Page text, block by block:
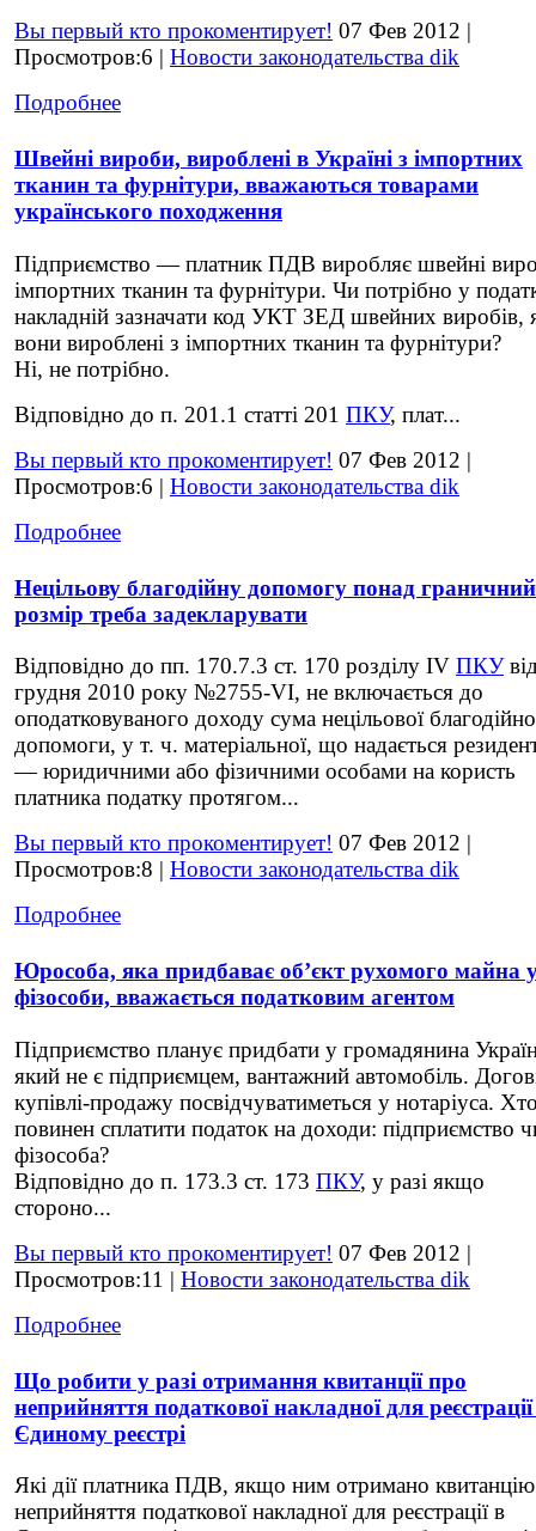
Вы первый кто прокоментирует! 07 Фев 2012 |
Просмотров:6 | Новости законодательства dik
Подробнее
Швейні вироби, вироблені в Україні з імпортних
тканин та фурнітури, вважаються товарами
українського походження
Підприємство — платник ПДВ виробляє швейні
імпортних тканин та фурнітури. Чи потрібно у
накладній зазначати код УКТ ЗЕД швейних виробів,
вони вироблені з імпортних тканин та фурнітури?
Ні, не потрібно.
Відповідно до п. 201.1 статті 201 ПКУ, плат...
Вы первый кто прокоментирует! 07 Фев 2012 |
Просмотров:6 | Новости законодательства dik
Подробнее
Нецільову благодійну допомогу понад граничний
розмір треба задекларувати
Відповідно до пп. 170.7.3 ст. 170 розділу IV ПКУ
грудня 2010 року №2755-VI, не включається до
оподатковуваного доходу сума нецільової
допомоги, у т. ч. матеріальної, що надається
— юридичними або фізичними особами на користь
платника податку протягом...
Вы первый кто прокоментирует! 07 Фев 2012 |
Просмотров:8 | Новости законодательства dik
Подробнее
Юрособа, яка придбаває об’єкт рухомого майна
фізособи, вважається податковим агентом
Підприємство планує придбати у громадянина
який не є підприємцем, вантажний автомобіль.
купівлі-продажу посвідчуватиметься у нотаріуса.
повинен сплатити податок на доходи: підприємство
фізособа?
Відповідно до п. 173.3 ст. 173 ПКУ, у разі якщо
стороно...
Вы первый кто прокоментирует! 07 Фев 2012 |
Просмотров:11 | Новости законодательства dik
Подробнее
Що робити у разі отримання квитанції про
неприйняття податкової накладної для
Єдиному реєстрі
Які дії платника ПДВ, якщо ним отримано
неприйняття податкової накладної для реєстрації в